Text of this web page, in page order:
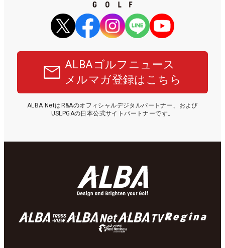
ALBAゴルフニュース
メルマガ登録はこちら
ALBA NetはR&Aのオフィシャルデジタルパートナー、および
USLPGAの日本公式サイトパートナーです。